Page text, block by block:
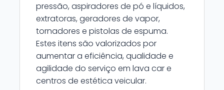
pressão, aspiradores de pó e líquidos,
extratoras, geradores de vapor,
tornadores e pistolas de espuma.
Estes itens são valorizados por
aumentar a eficiência, qualidade e
agilidade do serviço em lava car e
centros de estética veicular.